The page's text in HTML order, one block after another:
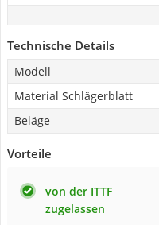
Technische Details
Modell
Material Schlägerblatt
Beläge
Vorteile
von der ITTF
zugelassen